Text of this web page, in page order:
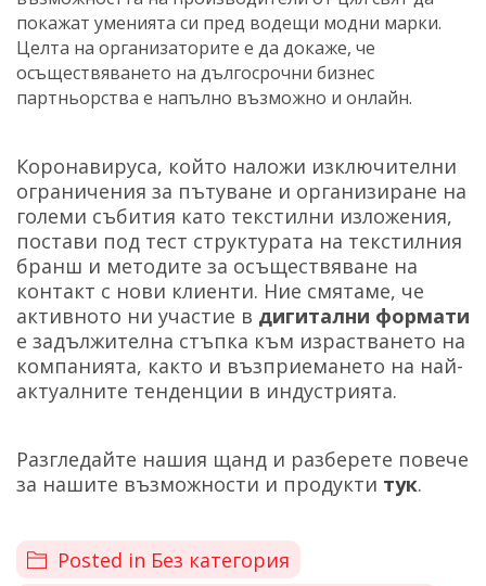
покажат уменията си пред водещи модни марки.
Целта на организаторите е да докаже, че
осъществяването на дългосрочни бизнес
партньорства е напълно възможно и онлайн.
Коронавируса, който наложи изключителни
ограничения за пътуване и организиране на
големи събития като текстилни изложения,
постави под тест структурата на текстилния
бранш и методите за осъществяване на
контакт с нови клиенти. Ние смятаме, че
активното ни участие в дигитални формати
е задължителна стъпка към израстването на
компанията, както и възприемането на най-
актуалните тенденции в индустрията.
Разгледайте нашия щанд и разберете повече
за нашите възможности и продукти тук.
Posted in Без категория